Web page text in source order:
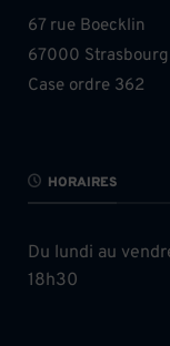
67 rue Boecklin
67000 Strasbourg
Case ordre 362
HORAIRES
Du lundi au
18h30